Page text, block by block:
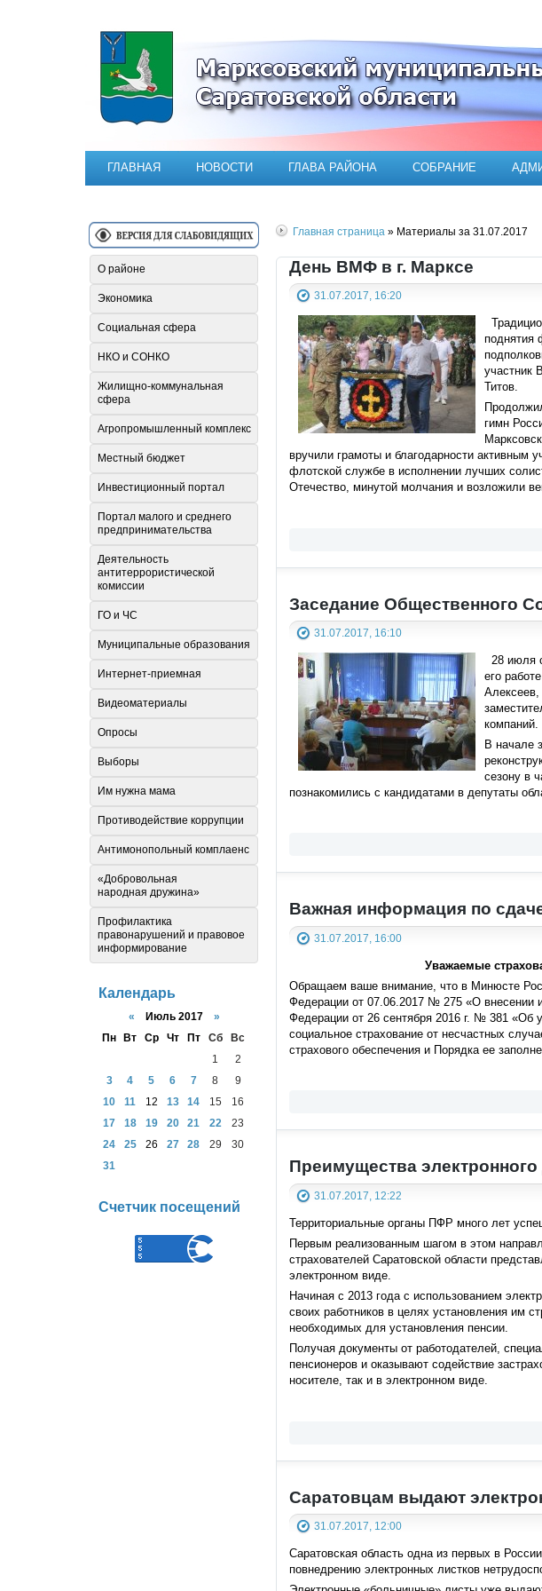
Официальный сайт Марксовского
ГЛАВНАЯ НОВОСТИ ГЛАВА РАЙОНА СОБРАНИЕ
Главная страница » Материалы за 31.07.2017
День ВМФ в г. Марксе
31.07.2017, 16:20
поднятия
участник
Титов.
гимн
вручили грамоты и благодарности активным
флотской службе в исполнении лучших
Отечество, минутой молчания и возложили
Заседание Общественного
31.07.2017, 16:10
28 июля
его
компаний.
В начале
сезону в
познакомились с кандидатами в депутаты
Важная информация по
31.07.2017, 16:00
Уважаемые
Обращаем ваше внимание, что в Минюсте
Федерации от 07.06.2017 № 275 «О внесении
Федерации от 26 сентября 2016 г. № 381 «Об
социальное страхование от несчастных
страхового обеспечения и Порядка ее
Преимущества
31.07.2017, 12:22
Территориальные органы ПФР много лет
Первым реализованным шагом в этом
страхователей Саратовской области
электронном виде.
Начиная с 2013 года с использованием
своих работников в целях установления им
необходимых для установления пенсии.
Получая документы от работодателей,
пенсионеров и оказывают содействие
носителе, так и в электронном виде.
Саратовцам выдают
31.07.2017, 12:00
Саратовская область одна из первых в
повнедрению электронных листков
О районе
Экономика
Социальная сфера
НКО и СОНКО
Жилищно-коммунальная
сфера
Агропромышленный комплекс
Местный бюджет
Инвестиционный портал
Портал малого и среднего
предпринимательства
Деятельность
антитеррористической
комиссии
ГО и ЧС
Муниципальные образования
Интернет-приемная
Видеоматериалы
Опросы
Выборы
Им нужна мама
Противодействие коррупции
Антимонопольный комплаенс
«Добровольная
народная дружина»
Профилактика
правонарушений и правовое
информирование
Календарь
« Июль 2017 »
Пн
Вт Ср Чт Пт Сб
Вс
1
2
3
4 5 6 7 8
9
10
11 12 13 14 15
16
17
18 19 20 21 22
23
24
25 26 27 28 29
30
31
Счетчик посещений